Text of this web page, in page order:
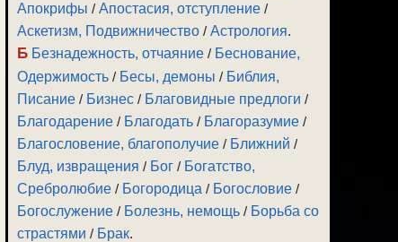
Апокрифы /Апостасия, отступление /
Аскетизм, Подвижничество /Астрология.
Б Безнадежность, отчаяние / Беснование,
Одержимость / Бесы, демоны / Библия,
Писание / Бизнес / Благовидные предлоги /
Благодарение / Благодать / Благоразумие /
Благословение, благополучие / Ближний /
Блуд, извращения / Бог / Богатство,
Сребролюбие / Богородица / Богословие /
Богослужение / Болезнь, немощь / Борьба со
страстями / Брак.